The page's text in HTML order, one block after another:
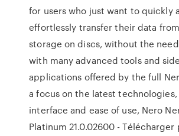
for users who just want to quickly
effortlessly transfer their data
storage on discs, without the
with many advanced tools and side
applications offered by the full
a focus on the latest
interface and ease of use, Nero
Platinum 21.0.02600 - Télécharger